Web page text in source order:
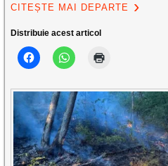
CITEȘTE MAI DEPARTE
Distribuie acest articol